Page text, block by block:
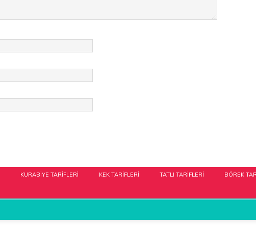
KURABIYE TARIFLERI KEK TARIFLERI TATLI TARIFLERI BÖREK